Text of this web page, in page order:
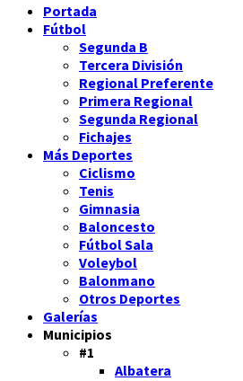
Portada
Fútbol
Segunda B
Tercera División
Regional Preferente
Primera Regional
Segunda Regional
Fichajes
Más Deportes
Ciclismo
Tenis
Gimnasia
Baloncesto
Fútbol Sala
Voleybol
Balonmano
Otros Deportes
Galerías
Municipios
#1
Albatera